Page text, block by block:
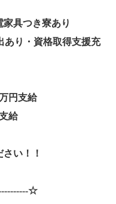
具つき寮あり
あり・資格取得支援充
円支給
給
い！！
☆